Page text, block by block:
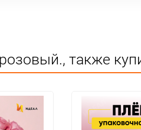
также